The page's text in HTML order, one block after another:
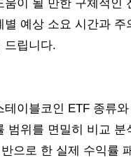
움이 될 만한 구체적인
별 예상 소요 시간과 주
드립니다.
이블코인 ETF 종류와
범위를 면밀히 비교 분
으로 한 실제 수익률